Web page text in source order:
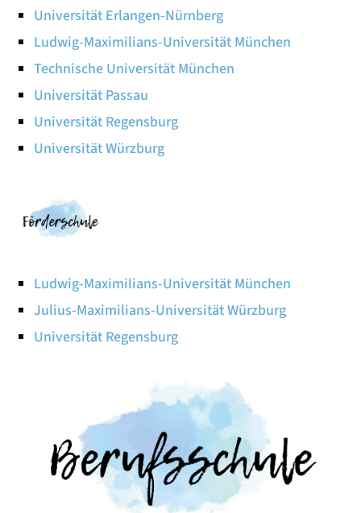
Universität Erlangen-Nürnberg
Ludwig-Maximilians-Universität München
Technische Universität München
Universität Passau
Universität Regensburg
Universität Würzburg
Ludwig-Maximilians-Universität München
Julius-Maximilians-Universität Würzburg
Universität Regensburg